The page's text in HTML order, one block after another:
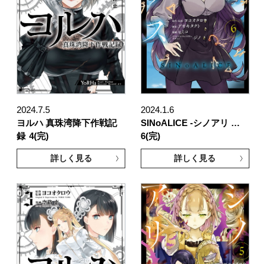
2024.7.5
ヨルハ 真珠湾降下作戦記
録 4(完)
詳しく見る
2024.1.6
SINoALICE -シノアリ …
6(完)
詳しく見る